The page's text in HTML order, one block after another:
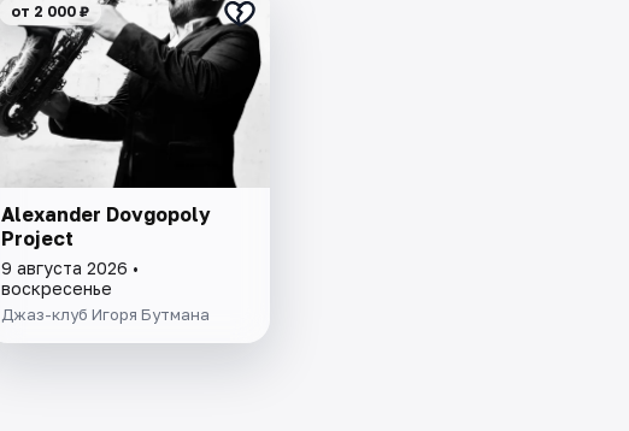
от 2 000 ₽
Alexander Dovgopoly
Project
9 августа 2026 •
воскресенье
Джаз-клуб Игоря Бутмана